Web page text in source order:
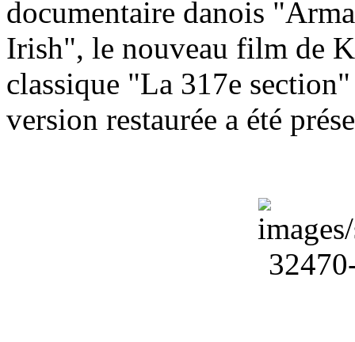
documentaire danois
Irish", le nouveau film de
classique "La 317e
version restaurée a été